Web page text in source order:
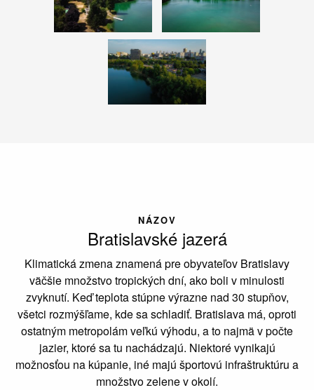
NÁZOV
Bratislavské jazerá
Klimatická zmena znamená pre obyvateľov Bratislavy
väčšie množstvo tropických dní, ako boli v minulosti
zvyknutí. Keď teplota stúpne výrazne nad 30 stupňov,
všetci rozmýšľame, kde sa schladiť. Bratislava má, oproti
ostatným metropolám veľkú výhodu, a to najmä v počte
jazier, ktoré sa tu nachádzajú. Niektoré vynikajú
možnosťou na kúpanie, iné majú športovú infraštruktúru a
množstvo zelene v okolí.